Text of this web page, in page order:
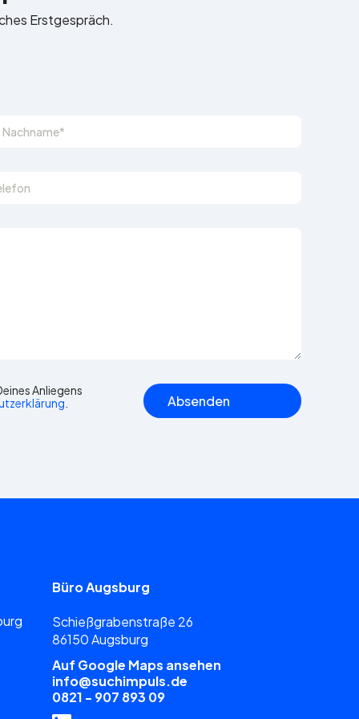
Erstgespräch.
Anliegens
Büro Augsburg
Schießgrabenstraße 26
86150 Augsburg
Auf Google Maps ansehen
info@suchimpuls.de
0821 - 907 893 09